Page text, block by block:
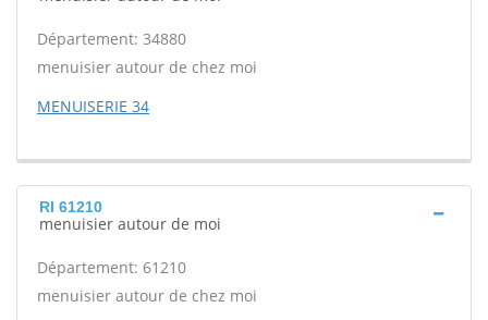
Département: 34880
menuisier autour de chez moi
MENUISERIE 34
RI 61210
menuisier autour de moi
Département: 61210
menuisier autour de chez moi